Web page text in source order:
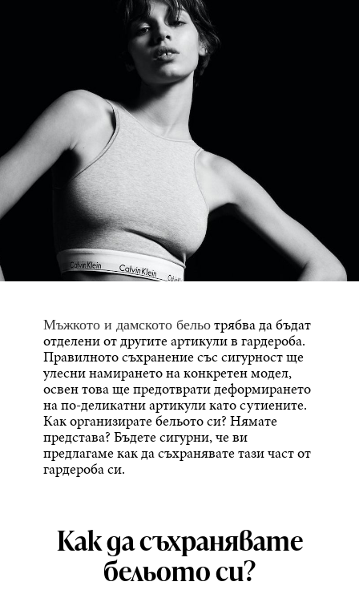
Мъжкото и дамското бельо трябва да бъдат
отделени от другите артикули в гардероба.
Правилното съхранение със сигурност ще
улесни намирането на конкретен модел,
освен това ще предотврати деформирането
на по-деликатни артикули като сутиените.
Как организирате бельото си? Нямате
представа? Бъдете сигурни, че ви
предлагаме как да съхранявате тази част от
гардероба си.
Как да съхранявате
бельото си?